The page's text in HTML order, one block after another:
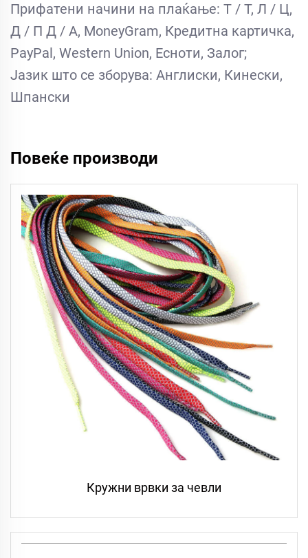
Прифатени начини на плаќање: Т / Т, Л / Ц,
Д / П Д / А, MoneyGram, Кредитна картичка,
PayPal, Western Union, Есноти, Залог;
Јазик што се зборува: Англиски, Кинески,
Шпански
Повеќе производи
Кружни врвки за чевли